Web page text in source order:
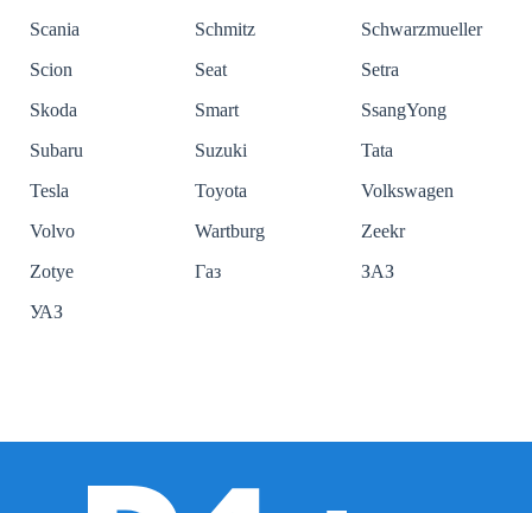
Scania
Schmitz
Schwarzmueller
Scion
Seat
Setra
Skoda
Smart
SsangYong
Subaru
Suzuki
Tata
Tesla
Toyota
Volkswagen
Volvo
Wartburg
Zeekr
Zotye
Газ
ЗАЗ
УАЗ